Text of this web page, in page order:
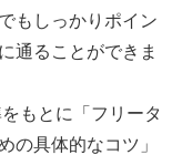
もしっかりポイン
通ることができま
もとに「フリータ
の具体的なコツ」